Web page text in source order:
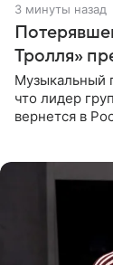
3 минуты назад
Тролля»
Музыкальный
что лидер
вернется в